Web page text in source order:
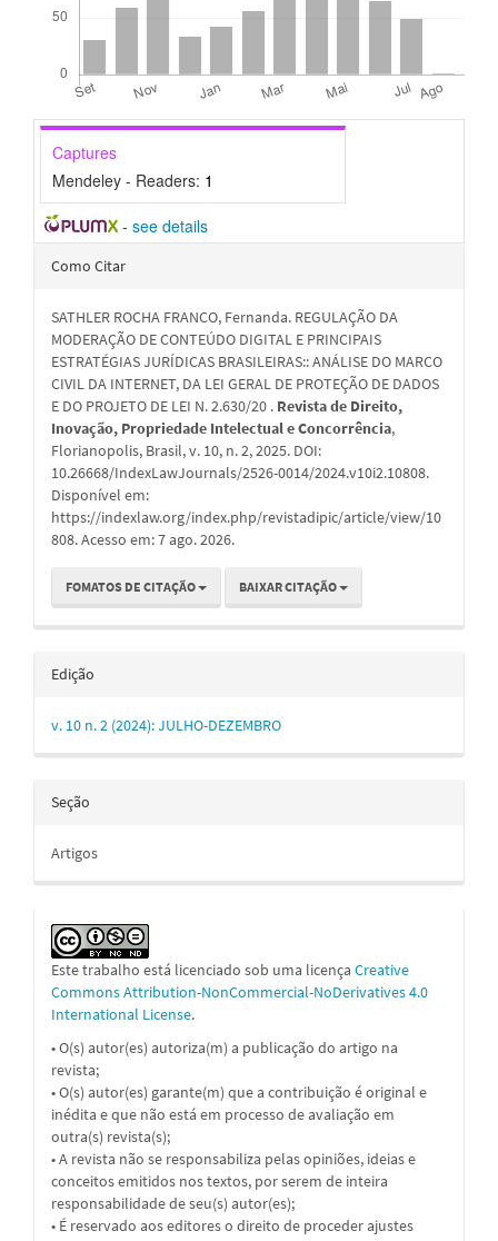
Captures
Mendeley - Readers: 1
- see details
Detalhes
artigo
Como Citar
SATHLER ROCHA FRANCO, Fernanda. REGULAÇÃO DA
MODERAÇÃO DE CONTEÚDO DIGITAL E PRINCIPAIS
ESTRATÉGIAS JURÍDICAS BRASILEIRAS:: ANÁLISE DO MARCO
CIVIL DA INTERNET, DA LEI GERAL DE PROTEÇÃO DE DADOS
E DO PROJETO DE LEI N. 2.630/20 . Revista de Direito,
Inovação, Propriedade Intelectual e Concorrência,
Florianopolis, Brasil, v. 10, n. 2, 2025. DOI:
10.26668/IndexLawJournals/2526-0014/2024.v10i2.10808.
Disponível em:
https://indexlaw.org/index.php/revistadipic/article/view/10
808. Acesso em: 7 ago. 2026.
FOMATOS DE CITAÇÃO BAIXAR CITAÇÃO
Edição
v. 10 n. 2 (2024): JULHO-DEZEMBRO
Seção
Artigos
Este trabalho está licenciado sob uma licença Creative
Commons Attribution-NonCommercial-NoDerivatives 4.0
International License.
• O(s) autor(es) autoriza(m) a publicação do artigo na
revista;
• O(s) autor(es) garante(m) que a contribuição é original e
inédita e que não está em processo de avaliação em
outra(s) revista(s);
• A revista não se responsabiliza pelas opiniões, ideias e
conceitos emitidos nos textos, por serem de inteira
responsabilidade de seu(s) autor(es);
• É reservado aos editores o direito de proceder ajustes